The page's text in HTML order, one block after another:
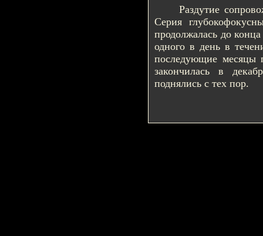
Раздутие
Серия
продолжалась до
одного в день в
последующие месяцы
закончилась в
поднялись с тех пор.